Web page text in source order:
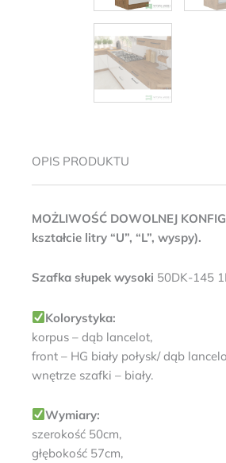
OPIS PRODUKTU
MOŻLIWOŚĆ DOWOLNEJ
kształcie litry “U”, “L”, wyspy).
Szafka słupek wysoki 50DK-145
Kolorystyka:
korpus – dąb lancelot,
front – HG biały połysk/ dąb
wnętrze szafki – biały.
Wymiary:
szerokość 50cm,
głębokość 57cm,